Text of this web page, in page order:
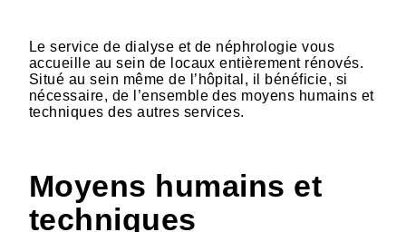
Le service de dialyse et de néphrologie vous
accueille au sein de locaux entièrement rénovés.
Situé au sein même de l’hôpital, il bénéficie, si
nécessaire, de l’ensemble des moyens humains et
techniques des autres services.
Moyens humains et
techniques